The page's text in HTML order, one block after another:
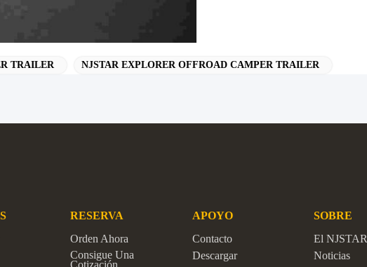
TRAILER
NJSTAR EXPLORER OFFROAD CAMPER TRAILER
RESERVA
Orden Ahora
Consigue Una
Cotización
APOYO
Contacto
Descargar
SOBRE
El NJSTAR
Noticias